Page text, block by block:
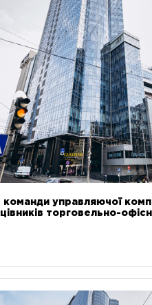
команди управляючої
торговельно-